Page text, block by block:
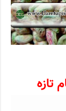
تازه